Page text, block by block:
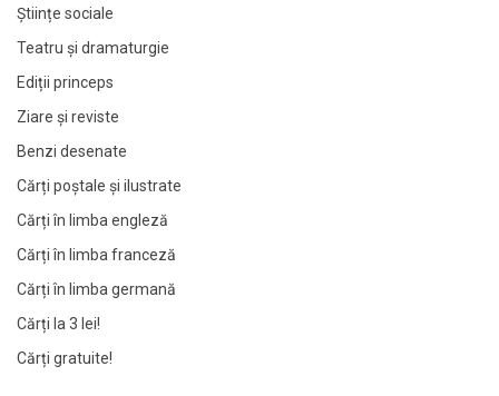
Științe sociale
Teatru și dramaturgie
Ediții princeps
Ziare şi reviste
Benzi desenate
Cărți poștale și ilustrate
Cărți în limba engleză
Cărți în limba franceză
Cărți în limba germană
Cărți la 3 lei!
Cărți gratuite!